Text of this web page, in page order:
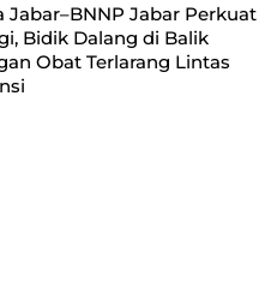
Jabar–BNNP Jabar Perkuat
Bidik Dalang di Balik
Obat Terlarang Lintas